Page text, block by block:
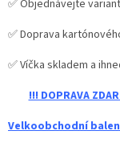
✅ Objednávejte
✅ Doprava
✅ Víčka skladem a
!!! DOPRAVA
Velkoobchodní